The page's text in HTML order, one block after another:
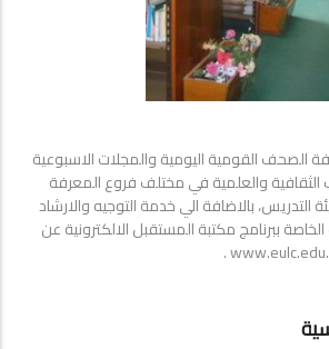
الصحف القومية اليومية والمجلات الاسبوعية
والعلمية في مختلف فروع المعرفة
التدريس، بالاضافة الي خدمة التوجيه والارشاد
ببرنامج مكتبة المستقبل الالكترونية عن